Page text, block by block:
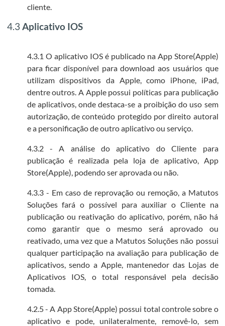
cliente.
4.3 Aplicativo IOS
4.3.1 O aplicativo IOS é publicado na App Store(Apple)
para ficar disponível para download aos usuários que
utilizam dispositivos da Apple, como iPhone, iPad,
dentre outros. A Apple possui políticas para publicação
de aplicativos, onde destaca-se a proibição do uso sem
autorização, de conteúdo protegido por direito autoral
e a personificação de outro aplicativo ou serviço.
4.3.2 - A análise do aplicativo do Cliente para
publicação é realizada pela loja de aplicativo, App
Store(Apple), podendo ser aprovada ou não.
4.3.3 - Em caso de reprovação ou remoção, a Matutos
Soluções fará o possível para auxiliar o Cliente na
publicação ou reativação do aplicativo, porém, não há
como garantir que o mesmo será aprovado ou
reativado, uma vez que a Matutos Soluções não possui
qualquer participação na avaliação para publicação de
aplicativos, sendo a Apple, mantenedor das Lojas de
Aplicativos IOS, o total responsável pela decisão
tomada.
4.2.5 - A App Store(Apple) possui total controle sobre o
aplicativo e pode, unilateralmente, removê-lo, sem